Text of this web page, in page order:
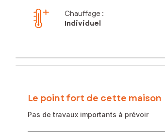
Chauffage :
Individuel
Le point fort de cette maison
Pas de travaux importants à prévoir